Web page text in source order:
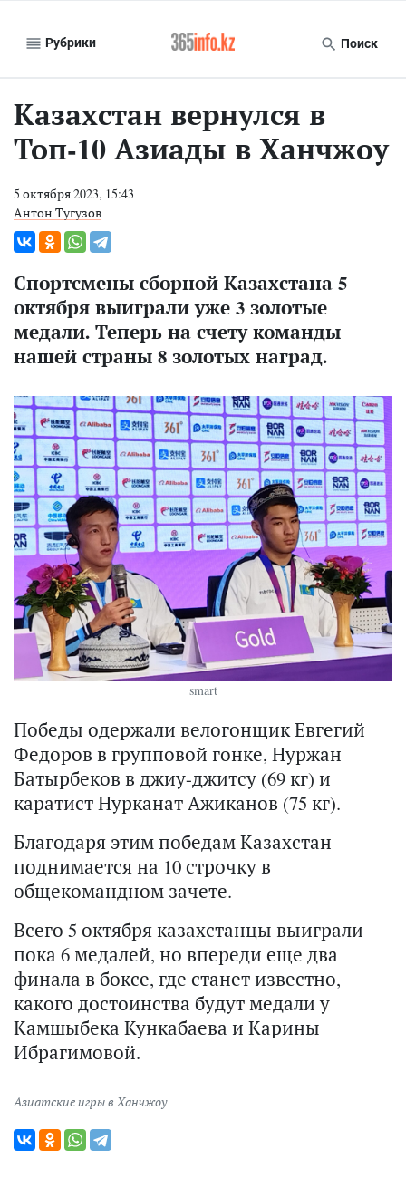
Рубрики Поиск
Казахстан вернулся в
Топ-10 Азиады в Ханчжоу
5 октября 2023, 15:43
Антон Тугузов
Спортсмены сборной Казахстана 5
октября выиграли уже 3 золотые
медали. Теперь на счету команды
нашей страны 8 золотых наград.
smart
Победы одержали велогонщик Евгегий
Федоров в групповой гонке, Нуржан
Батырбеков в джиу-джитсу (69 кг) и
каратист Нурканат Ажиканов (75 кг).
Благодаря этим победам Казахстан
поднимается на 10 строчку в
общекомандном зачете.
Всего 5 октября казахстанцы выиграли
пока 6 медалей, но впереди еще два
финала в боксе, где станет известно,
какого достоинства будут медали у
Камшыбека Кункабаева и Карины
Ибрагимовой.
Азиатские игры в Ханчжоу